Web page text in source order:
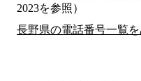
2023を参照）
長野県の電話番号一覧を